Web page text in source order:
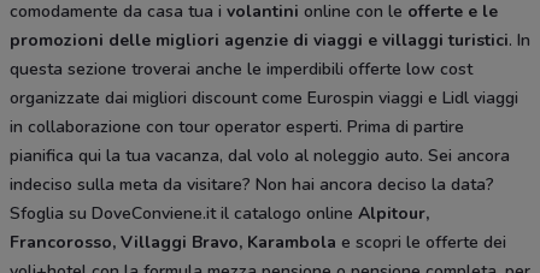
comodamente da casa tua i volantini online con le offerte e le
promozioni delle migliori agenzie di viaggi e villaggi turistici. In
questa sezione troverai anche le imperdibili offerte low cost
organizzate dai migliori discount come Eurospin viaggi e Lidl viaggi
in collaborazione con tour operator esperti. Prima di partire
pianifica qui la tua vacanza, dal volo al noleggio auto. Sei ancora
indeciso sulla meta da visitare? Non hai ancora deciso la data?
Sfoglia su DoveConviene.it il catalogo online Alpitour,
Francorosso, Villaggi Bravo, Karambola e scopri le offerte dei